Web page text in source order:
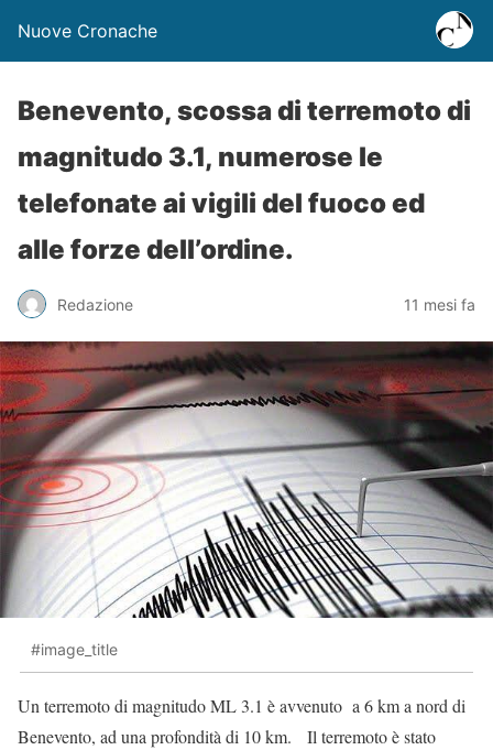
Nuove Cronache
Benevento, scossa di terremoto di
magnitudo 3.1, numerose le
telefonate ai vigili del fuoco ed
alle forze dell’ordine.
Redazione 11 mesi fa
#image_title
Un terremoto di magnitudo ML 3.1 è avvenuto a 6 km a nord di
Benevento, ad una profondità di 10 km. Il terremoto è stato